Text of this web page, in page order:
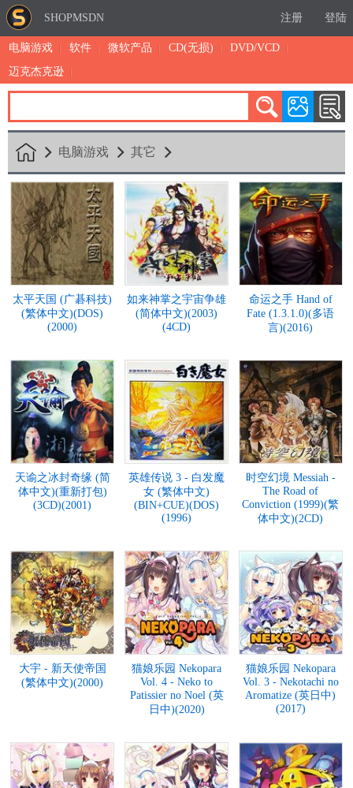
SHOPMSDN 注册 登陆
电脑游戏 软件 微软产品 CD(无损)
DVD/VCD
迈克杰克逊
累计注册：4890
电脑游戏 其它
太平天国 (广碁科技)
(繁体中文)(DOS)
(2000)
如来神掌之宇宙争雄
(简体中文)(2003)
(4CD)
命运之手 Hand of
Fate (1.3.1.0)(多语
言)(2016)
天谕之冰封奇缘 (简
体中文)(重新打包)
(3CD)(2001)
英雄传说 3 - 白发魔
女 (繁体中文)
(BIN+CUE)(DOS)
(1996)
时空幻境 Messiah -
The Road of
Conviction (1999)(繁
体中文)(2CD)
大宇 - 新天使帝国
(繁体中文)(2000)
猫娘乐园 Nekopara
Vol. 4 - Neko to
Patissier no Noel (英
日中)(2020)
猫娘乐园 Nekopara
Vol. 3 - Nekotachi no
Aromatize (英日中)
(2017)